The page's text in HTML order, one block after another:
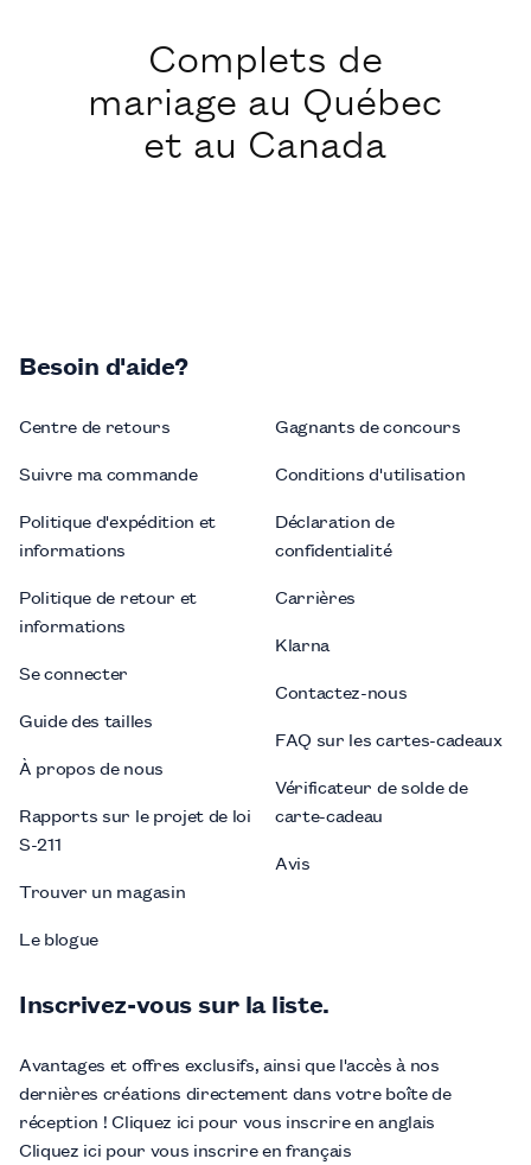
Complets de
mariage au Québec
et au Canada
Besoin d'aide?
Centre de retours
Suivre ma commande
Politique d'expédition et
informations
Politique de retour et
informations
Se connecter
Guide des tailles
À propos de nous
Rapports sur le projet de loi
S-211
Trouver un magasin
Le blogue
Gagnants de concours
Conditions d'utilisation
Déclaration de
confidentialité
Carrières
Klarna
Contactez-nous
FAQ sur les cartes-cadeaux
Vérificateur de solde de
carte-cadeau
Avis
Inscrivez-vous sur la liste.
Avantages et offres exclusifs, ainsi que l'accès à nos
dernières créations directement dans votre boîte de
réception ! Cliquez ici pour vous inscrire en anglais
Cliquez ici pour vous inscrire en français